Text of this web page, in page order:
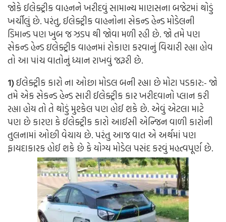
જોકે ઈલેક્ટ્રીક વાહનને ખરીદવું સામાન્ય માણસના બજેટમાં થોડું
ખર્ચીલું છે. પરંતુ, ઈલેક્ટ્રીક વાહનોના સેકન્ડ હેન્ડ મોડેલની
ડિમાન્ડ પણ ખુબ જ ઝડપ થી જોવા મળી રહી છે. જો તમે પણ
સેકન્ડ હેન્ડ ઇલેક્ટ્રીક વાહનમાં રોકાણ કરવાનું વિચારી રહ્યા હોવ
તો આ પાંચ વાતોનું ધ્યાન રાખવું જરૂરી છે.
1)ઈલેક્ટ્રીક કારો ના ઓછા મોડલ બની રહ્યા છે મોટા પડકાર:-જો
તમે એક સેકન્ડ હેન્ડ સારી ઈલેક્ટ્રીક કાર ખરીદવાનો પ્લાન કરી
રહ્યા હોય તો તે થોડું મુશ્કેલ પણ હોઈ શકે છે. એવું એટલા માટે
પણ છે કારણ કે ઈલેક્ટ્રીક કારો આઈસી એન્જિન વાળી કારોની
તુલનામાં ઓછી વેચાય છે. પરંતુ આજ વાત એ અર્થમાં પણ
ફાયદાકારક હોઈ શકે છે કે યોગ્ય મોડેલ પસંદ કરવું મહત્વપૂર્ણ છે.